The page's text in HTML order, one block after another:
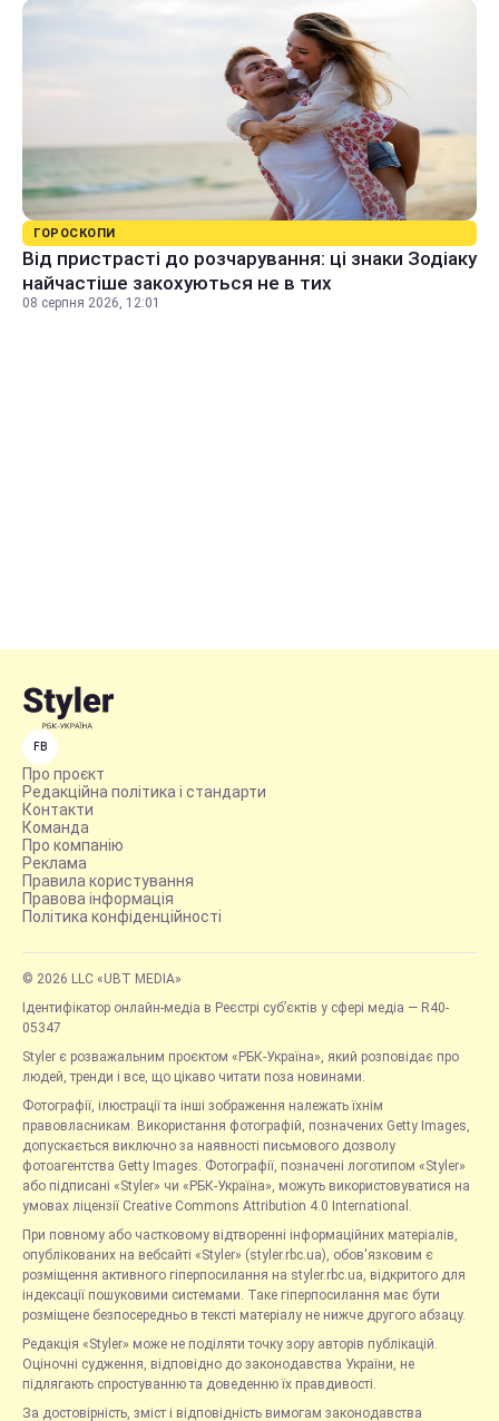
ГОРОСКОПИ
Від пристрасті до розчарування: ці знаки Зодіаку
найчастіше закохуються не в тих
08 серпня 2026, 12:01
FB
Про проєкт
Редакційна політика і стандарти
Контакти
Команда
Про компанію
Реклама
Правила користування
Правова інформація
Політика конфіденційності
© 2026 LLC «UBT MEDIA»
Ідентифікатор онлайн-медіа в Реєстрі суб’єктів у сфері медіа — R40-
05347
Styler є розважальним проєктом «РБК-Україна», який розповідає про
людей, тренди і все, що цікаво читати поза новинами.
Фотографії, ілюстрації та інші зображення належать їхнім
правовласникам. Використання фотографій, позначених Getty Images,
допускається виключно за наявності письмового дозволу
фотоагентства Getty Images. Фотографії, позначені логотипом «Styler»
або підписані «Styler» чи «РБК-Україна», можуть використовуватися на
умовах ліцензії Creative Commons Attribution 4.0 International.
При повному або частковому відтворенні інформаційних матеріалів,
опублікованих на вебсайті «Styler» (styler.rbc.ua), обов'язковим є
розміщення активного гіперпосилання на styler.rbc.ua, відкритого для
індексації пошуковими системами. Таке гіперпосилання має бути
розміщене безпосередньо в тексті матеріалу не нижче другого абзацу.
Редакція «Styler» може не поділяти точку зору авторів публікацій.
Оціночні судження, відповідно до законодавства України, не
підлягають спростуванню та доведенню їх правдивості.
За достовірність, зміст і відповідність вимогам законодавства